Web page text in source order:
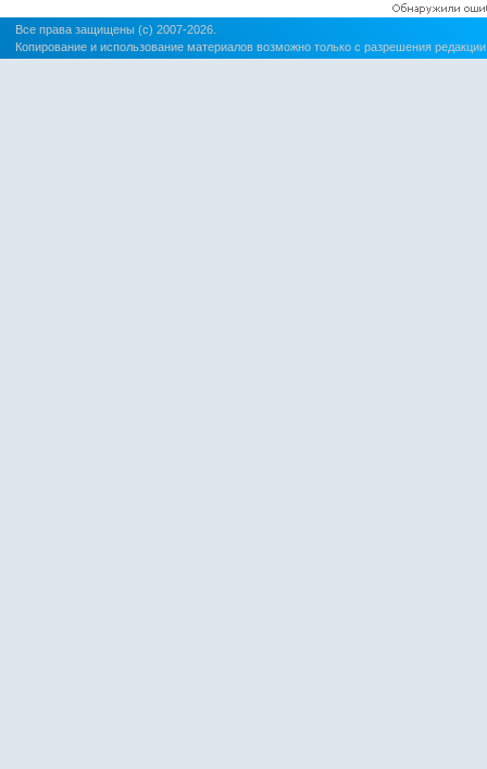
Все права защищены (c) 2007-2026.
Копирование и использование материалов возможно только с разрешения